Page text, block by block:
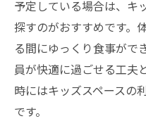
予定している場合は、キ
探すのがおすすめです。
る間にゆっくり食事がで
員が快適に過ごせる工夫
時にはキッズスペースの
です。